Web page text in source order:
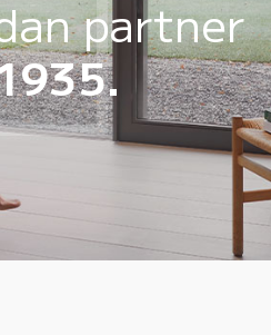
partner